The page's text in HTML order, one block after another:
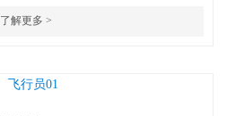
了解更多 >